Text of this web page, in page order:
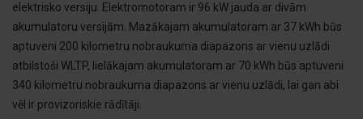
elektrisko versiju. Elektromotoram ir 96 kW jauda ar divām
akumulatoru versijām. Mazākajam akumulatoram ar 37 kWh būs
aptuveni 200 kilometru nobraukuma diapazons ar vienu uzlādi
atbilstoši WLTP, lielākajam akumulatoram ar 70 kWh būs aptuveni
340 kilometru nobraukuma diapazons ar vienu uzlādi, lai gan abi
vēl ir provizoriskie rādītāji.